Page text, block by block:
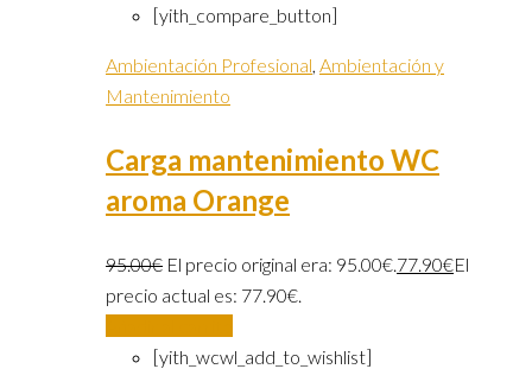
[yith_compare_button]
Ambientación Profesional, Ambientación y
Mantenimiento
Carga mantenimiento WC
aroma Orange
95.00€ El precio original era: 95.00€.77.90€El
precio actual es: 77.90€.
[yith_wcwl_add_to_wishlist]